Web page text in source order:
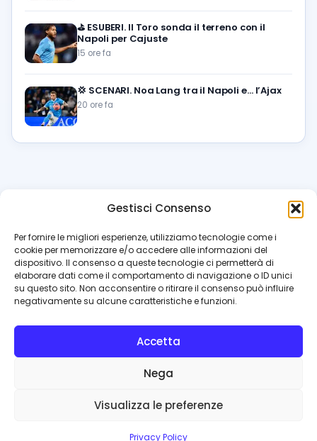
Gestisci Consenso
Per fornire le migliori esperienze, utilizziamo tecnologie come i
cookie per memorizzare e/o accedere alle informazioni del
dispositivo. Il consenso a queste tecnologie ci permetterà di
elaborare dati come il comportamento di navigazione o ID unici
su questo sito. Non acconsentire o ritirare il consenso può influire
negativamente su alcune caratteristiche e funzioni.
Accetta
Nega
Visualizza le preferenze
Privacy Policy
⛳ ESUBERI. Il Toro sonda il terreno con il
Napoli per Cajuste
15 ore fa
💢 SCENARI. Noa Lang tra il Napoli e… l’Ajax
20 ore fa
azzurrissimo.it
Il blog di riferimento per i tifosi del Napoli. News, interviste,
pagelle e calciomercato. Testata giornalistica registrata
al Tribunale di Napoli (n. 48 dell’08/10/2012). Direttore Luca
Perillo
INFO
Contattaci